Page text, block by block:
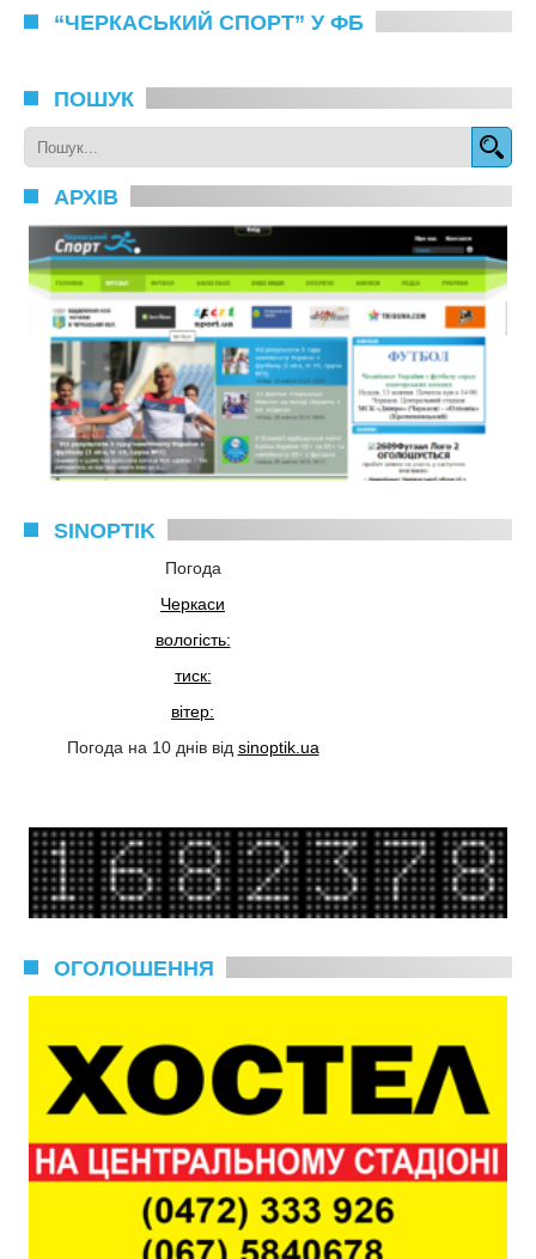
“ЧЕРКАСЬКИЙ СПОРТ” У ФБ
ПОШУК
АРХІВ
SINOPTIK
Погода
Черкаси
вологість:
тиск:
вітер:
Погода на 10 днів від sinoptik.ua
ОГОЛОШЕННЯ